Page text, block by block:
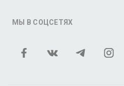
МЫ В СОЦСЕТЯХ